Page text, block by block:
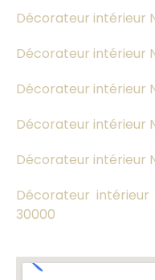
Décorateur intérieur
Décorateur intérieur
Décorateur intérieur
Décorateur intérieur
Décorateur intérieur
Décorateur intérieur
30000